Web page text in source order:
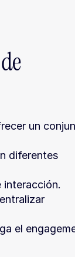
un
diferentes
el